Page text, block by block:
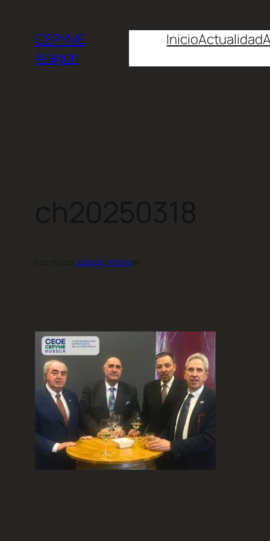
CEPYME
Aragón
InicioActualidad
Joaquín Molina